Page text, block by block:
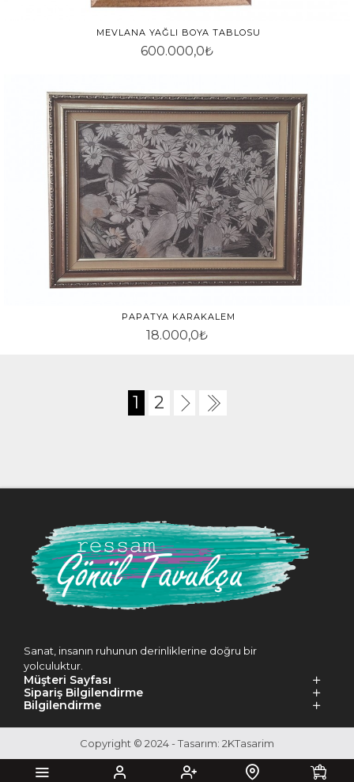
MEVLANA YAĞLI BOYA TABLOSU
600.000,0₺
PAPATYA KARAKALEM
18.000,0₺
1 2
Sanat, insanın ruhunun derinliklerine doğru bir
yolculuktur.
Müşteri Sayfası
Sipariş Bilgilendirme
Bilgilendirme
Copyright © 2024 - Tasarım: 2KTasarim